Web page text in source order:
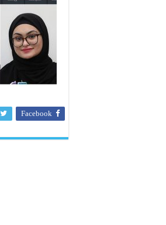
Facebook